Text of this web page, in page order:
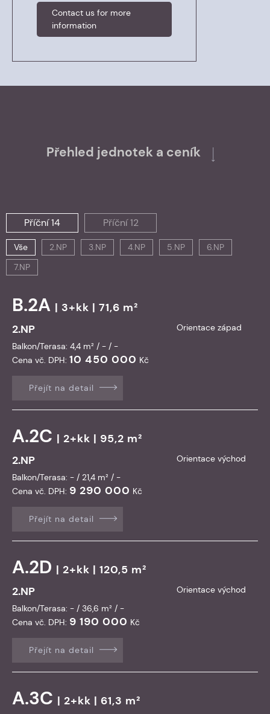
Contact us for more
information
Přehled jednotek a ceník
Příční 14 Příční 12
Vše 2.NP 3.NP 4.NP 5.NP
6.NP
7.NP
B.2A | 3+kk | 71,6 m²
2.NP
Orientace západ
Balkon/Terasa: 4,4 m² / - / -
Cena vč. DPH: 10 450 000 Kč
Přejít na detail
A.2C | 2+kk | 95,2 m²
2.NP
Orientace východ
Balkon/Terasa: - / 21,4 m² / -
Cena vč. DPH: 9 290 000 Kč
Přejít na detail
A.2D | 2+kk | 120,5 m²
2.NP
Orientace východ
Balkon/Terasa: - / 36,6 m² / -
Cena vč. DPH: 9 190 000 Kč
Přejít na detail
A.3C | 2+kk | 61,3 m²